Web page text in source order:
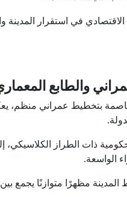
في استقرار المدينة
والطابع
بتخطيط عمراني منظم،
ذات الطراز الكلاسيكي،
الواسعة.
المدينة مظهرًا متوازنًا يجمع